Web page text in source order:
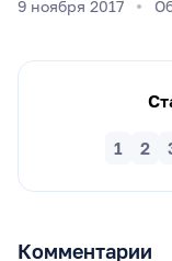
9 ноября 2017
2
1
Комментарии